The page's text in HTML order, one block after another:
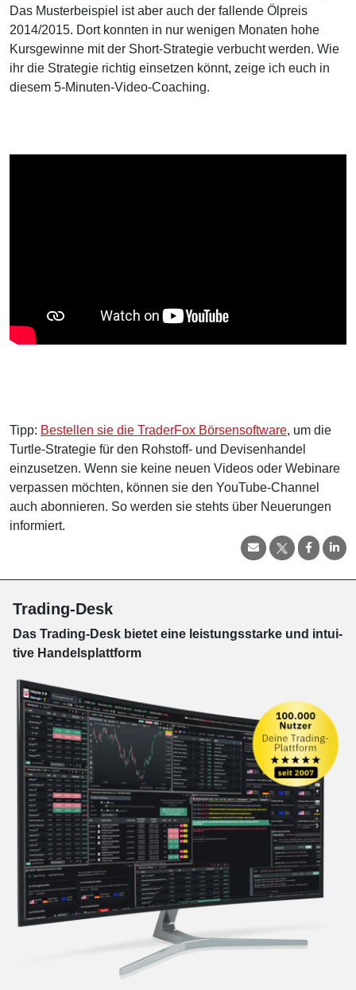
Das Musterbeispiel ist aber auch der fallende Ölpreis
2014/2015. Dort konnten in nur wenigen Monaten hohe
Kursgewinne mit der Short-Strategie verbucht werden. Wie
ihr die Strategie richtig einsetzen könnt, zeige ich euch in
diesem 5-Minuten-Video-Coaching.
Tipp: Bestellen sie die TraderFox Börsensoftware, um die
Turtle-Strategie für den Rohstoff- und Devisenhandel
einzusetzen. Wenn sie keine neuen Videos oder Webinare
verpassen möchten, können sie den YouTube-Channel
auch abonnieren. So werden sie stehts über Neuerungen
informiert.
Trading-Desk
Das Trading-Desk bie­tet eine leis­tungs­star­ke und in­tui­
tive Han­dels­platt­form